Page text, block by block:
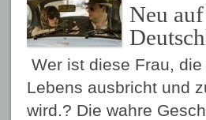
Neu
Wer ist diese Frau,
Lebens ausbricht und
wird.? Die wahre